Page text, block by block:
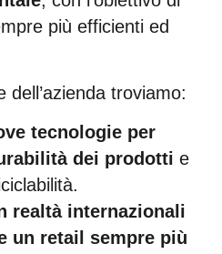
più efficienti ed
troviamo:
tecnologie per
dei prodotti e
realtà internazionali
un retail sempre più